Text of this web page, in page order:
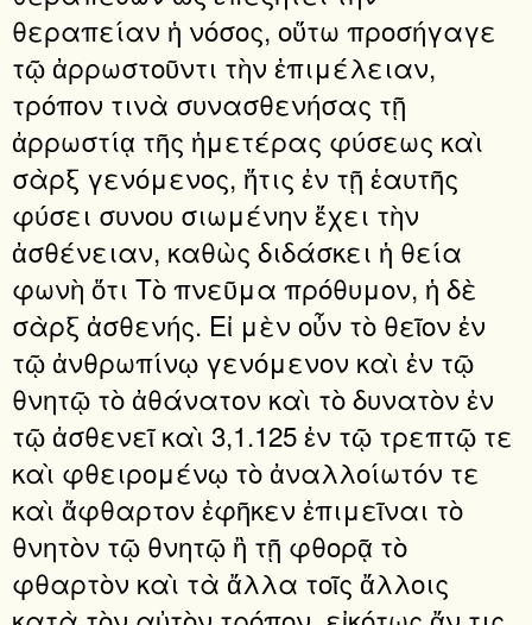
θεραπείαν ἡ νόσος, οὕτω προσήγαγε
τῷ ἀρρωστοῦντι τὴν ἐπιμέλειαν,
τρόπον τινὰ συνασθενήσας τῇ
ἀρρωστίᾳ τῆς ἡμετέρας φύσεως καὶ
σὰρξ γενόμενος, ἥτις ἐν τῇ ἑαυτῆς
φύσει συνου σιωμένην ἔχει τὴν
ἀσθένειαν, καθὼς διδάσκει ἡ θεία
φωνὴ ὅτι Τὸ πνεῦμα πρόθυμον, ἡ δὲ
σὰρξ ἀσθενής. Εἰ μὲν οὖν τὸ θεῖον ἐν
τῷ ἀνθρωπίνῳ γενόμενον καὶ ἐν τῷ
θνητῷ τὸ ἀθάνατον καὶ τὸ δυνατὸν ἐν
τῷ ἀσθενεῖ καὶ 3,1.125 ἐν τῷ τρεπτῷ τε
καὶ φθειρομένῳ τὸ ἀναλλοίωτόν τε
καὶ ἄφθαρτον ἐφῆκεν ἐπιμεῖναι τὸ
θνητὸν τῷ θνητῷ ἢ τῇ φθορᾷ τὸ
φθαρτὸν καὶ τὰ ἄλλα τοῖς ἄλλοις